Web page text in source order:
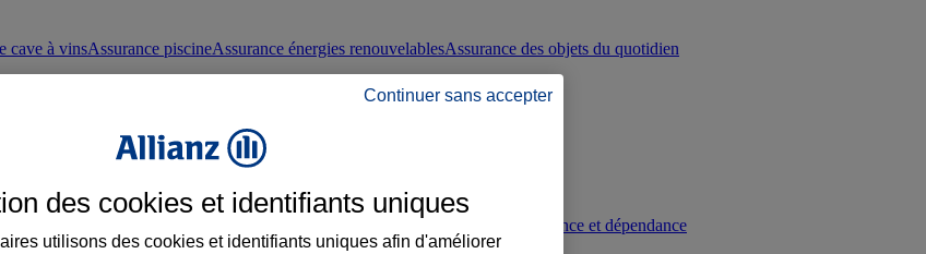
cave à vinsAssurance piscineAssurance énergies renouvelablesAssurance des objets du quotidien
Conseils santé
Conseils prévoyance et dépendance
Continuer sans accepter
des cookies et identifiants uniques
utilisons des cookies et identifiants uniques afin d'améliorer